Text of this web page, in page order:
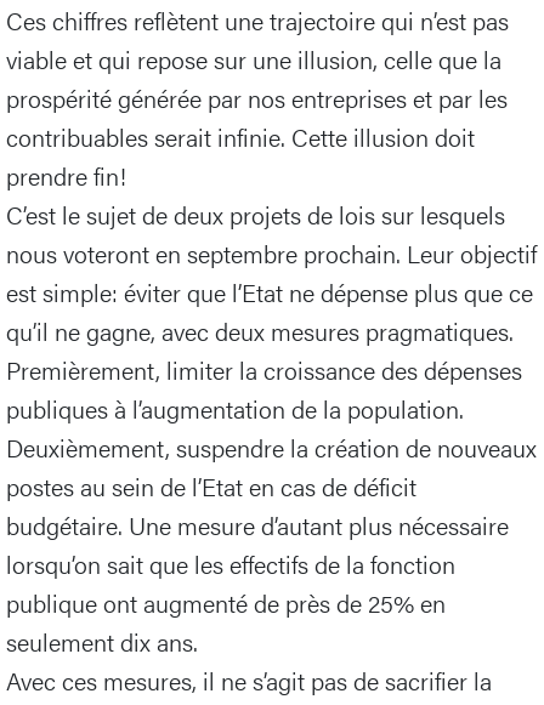
Ces chiffres reflètent une trajectoire qui n’est pas
viable et qui repose sur une illusion, celle que la
prospérité générée par nos entreprises et par les
contribuables serait infinie. Cette illusion doit
prendre fin!
C’est le sujet de deux projets de lois sur lesquels
nous voteront en septembre prochain. Leur objectif
est simple: éviter que l’Etat ne dépense plus que ce
qu’il ne gagne, avec deux mesures pragmatiques.
Premièrement, limiter la croissance des dépenses
publiques à l’augmentation de la population.
Deuxièmement, suspendre la création de nouveaux
postes au sein de l’Etat en cas de déficit
budgétaire. Une mesure d’autant plus nécessaire
lorsqu’on sait que les effectifs de la fonction
publique ont augmenté de près de 25% en
seulement dix ans.
Avec ces mesures, il ne s’agit pas de sacrifier la